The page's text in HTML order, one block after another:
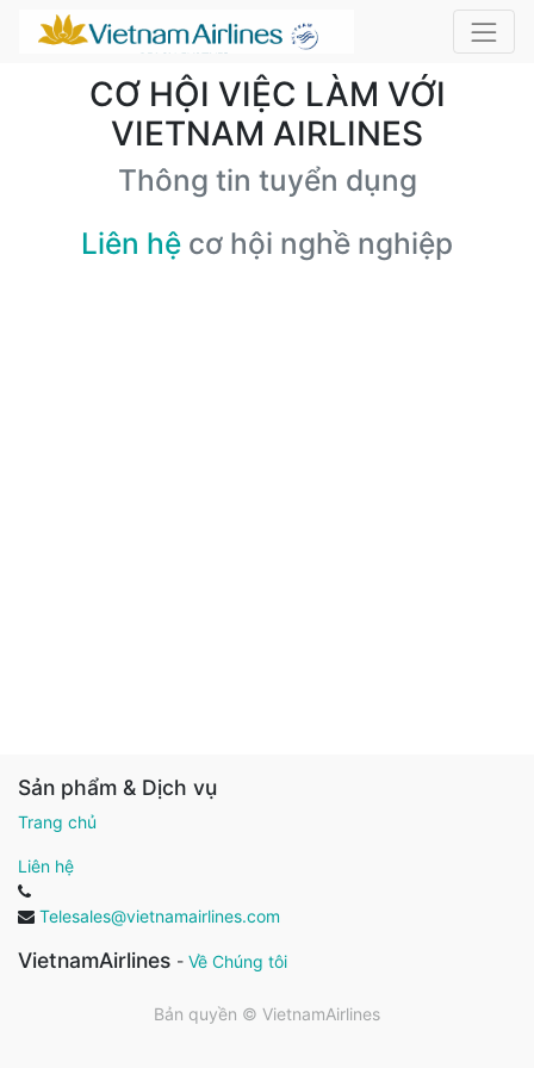
CƠ HỘI VIỆC LÀM VỚI
VIETNAM AIRLINES
Thông tin tuyển dụng
Liên hệ cơ hội nghề nghiệp
Sản phẩm & Dịch vụ
Trang chủ
Liên hệ
Telesales@vietnamairlines.com
VietnamAirlines - Về Chúng tôi
Bản quyền © VietnamAirlines